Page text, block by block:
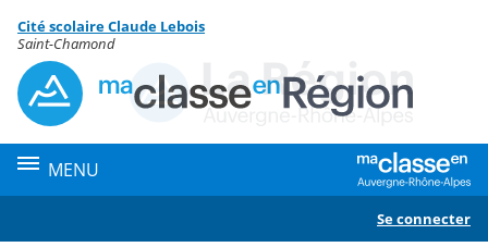
Menu de la rubrique
Contenu
Cité scolaire Claude Lebois
Saint-Chamond
MENU
Se connecter